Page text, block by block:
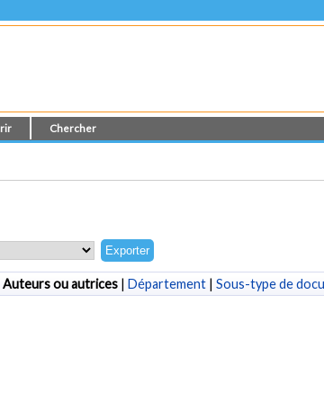
Chercher
Auteurs ou autrices| Département| Sous-type de